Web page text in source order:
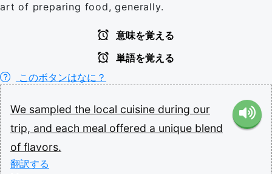
art of preparing food, generally.
意味を覚える
単語を覚える
このボタンはなに？
We sampled the local cuisine during our
trip, and each meal offered a unique blend
of flavors.
翻訳する